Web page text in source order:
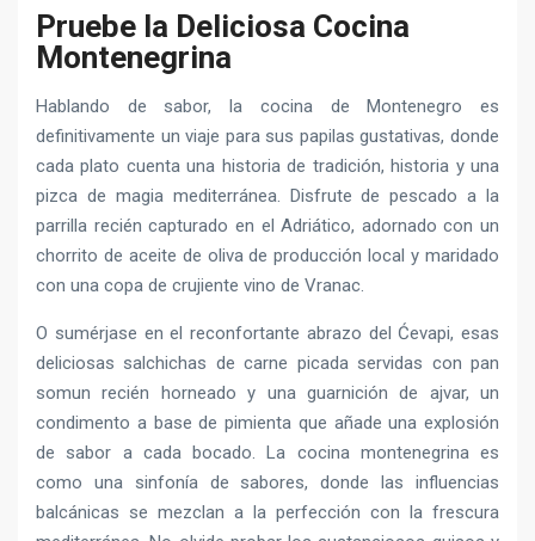
Pruebe la Deliciosa Cocina
Montenegrina
Hablando de sabor, la cocina de Montenegro es
definitivamente un viaje para sus papilas gustativas, donde
cada plato cuenta una historia de tradición, historia y una
pizca de magia mediterránea. Disfrute de pescado a la
parrilla recién capturado en el Adriático, adornado con un
chorrito de aceite de oliva de producción local y maridado
con una copa de crujiente vino de Vranac.
O sumérjase en el reconfortante abrazo del Ćevapi, esas
deliciosas salchichas de carne picada servidas con pan
somun recién horneado y una guarnición de ajvar, un
condimento a base de pimienta que añade una explosión
de sabor a cada bocado. La cocina montenegrina es
como una sinfonía de sabores, donde las influencias
balcánicas se mezclan a la perfección con la frescura